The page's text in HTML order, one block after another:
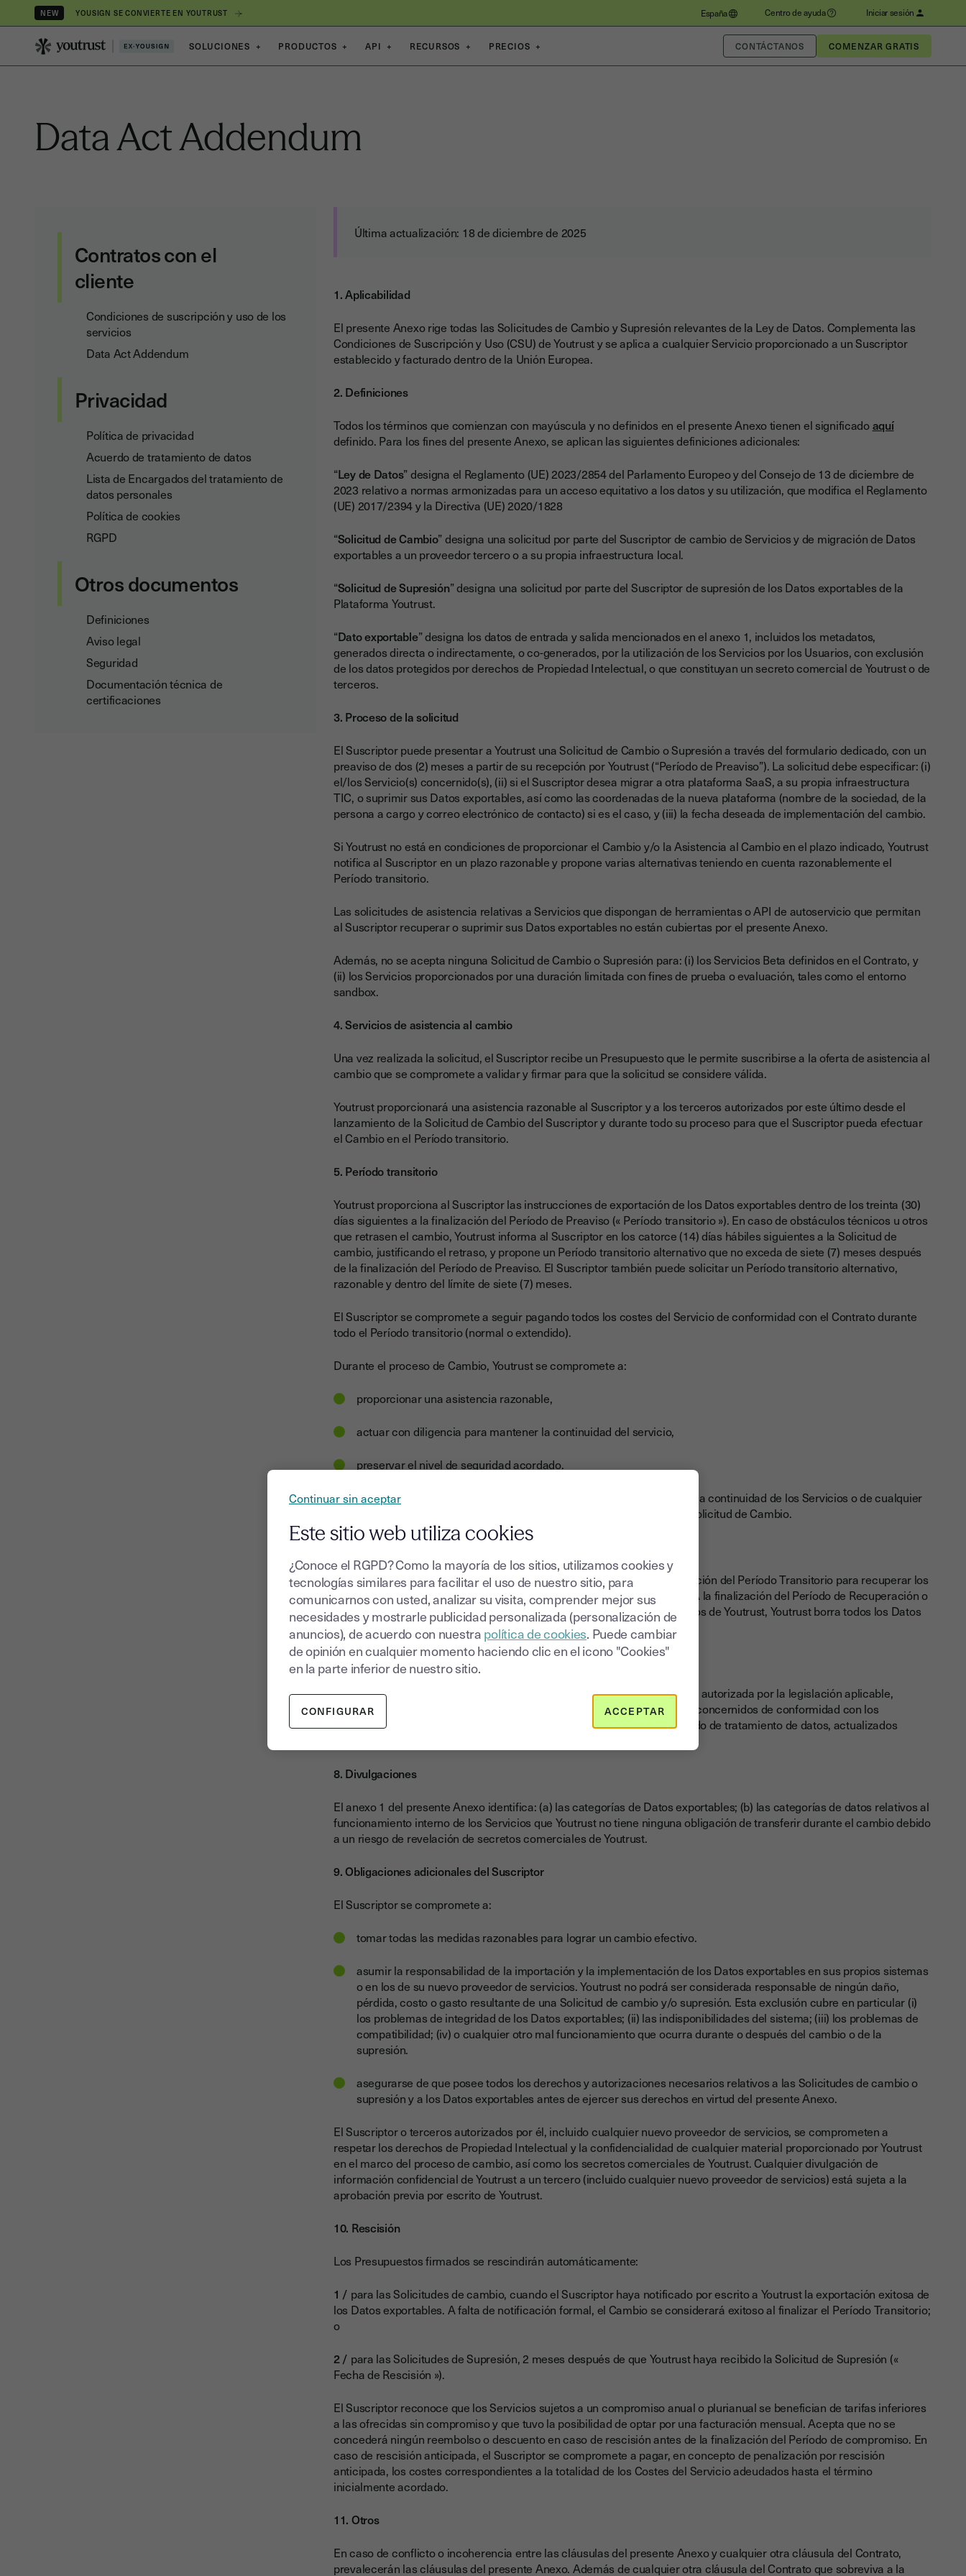
NEW YOUSIGN SE CONVIERTE EN YOUTRUST España Centro de ayuda Iniciar sesión
SOLUCIONES + PRODUCTOS + API + RECURSOS + PRECIOS + CONTÁCTANOS
Data Act Addendum
Contratos con el
cliente
Condiciones de suscripción y uso de los
servicios
Data Act Addendum
Privacidad
Política de privacidad
Acuerdo de tratamiento de datos
Lista de Encargados del tratamiento de
datos personales
Política de cookies
RGPD
Otros documentos
Definiciones
Aviso legal
Seguridad
Documentación técnica de
certificaciones
Última actualización: 18 de diciembre de 2025
1. Aplicabilidad
El presente Anexo rige todas las Solicitudes de Cambio y Supresión relevantes de la Ley de Datos. Complementa las
Condiciones de Suscripción y Uso (CSU) de Youtrust y se aplica a cualquier Servicio proporcionado a un Suscriptor
establecido y facturado dentro de la Unión Europea.
2. Definiciones
Todos los términos que comienzan con mayúscula y no definidos en el presente Anexo tienen el significadoaquí
definido. Para los fines del presente Anexo, se aplican las siguientes definiciones adicionales:
“Ley de Datos” designa el Reglamento (UE) 2023/2854 del Parlamento Europeo y del Consejo de 13 de diciembre de
2023 relativo a normas armonizadas para un acceso equitativo a los datos y su utilización, que modifica el Reglamento
(UE) 2017/2394 y la Directiva (UE) 2020/1828
“Solicitud de Cambio” designa una solicitud por parte del Suscriptor de cambio de Servicios y de migración de Datos
exportables a un proveedor tercero o a su propia infraestructura local.
“Solicitud de Supresión” designa una solicitud por parte del Suscriptor de supresión de los Datos exportables de la
Plataforma Youtrust.
“Dato exportable” designa los datos de entrada y salida mencionados en el anexo 1, incluidos los metadatos,
generados directa o indirectamente, o co-generados, por la utilización de los Servicios por los Usuarios, con exclusión
de los datos protegidos por derechos de Propiedad Intelectual, o que constituyan un secreto comercial de Youtrust o de
terceros.
3. Proceso de la solicitud
El Suscriptor puede presentar a Youtrust una Solicitud de Cambio o Supresión a través del formulario dedicado, con un
preaviso de dos (2) meses a partir de su recepción por Youtrust (“Período de Preaviso”). La solicitud debe especificar: (i)
el/los Servicio(s) concernido(s), (ii) si el Suscriptor desea migrar a otra plataforma SaaS, a su propia infraestructura
TIC, o suprimir sus Datos exportables, así como las coordenadas de la nueva plataforma (nombre de la sociedad, de la
persona a cargo y correo electrónico de contacto) si es el caso, y (iii) la fecha deseada de implementación del cambio.
Si Youtrust no está en condiciones de proporcionar el Cambio y/o la Asistencia al Cambio en el plazo indicado, Youtrust
notifica al Suscriptor en un plazo razonable y propone varias alternativas teniendo en cuenta razonablemente el
Período transitorio.
Las solicitudes de asistencia relativas a Servicios que dispongan de herramientas o API de autoservicio que permitan
al Suscriptor recuperar o suprimir sus Datos exportables no están cubiertas por el presente Anexo.
Además, no se acepta ninguna Solicitud de Cambio o Supresión para: (i) los Servicios Beta definidos en el Contrato, y
(ii) los Servicios proporcionados por una duración limitada con fines de prueba o evaluación, tales como el entorno
sandbox.
4. Servicios de asistencia al cambio
Una vez realizada la solicitud, el Suscriptor recibe un Presupuesto que le permite suscribirse a la oferta de asistencia al
cambio que se compromete a validar y firmar para que la solicitud se considere válida.
Youtrust proporcionará una asistencia razonable al Suscriptor y a los terceros autorizados por este último desde el
lanzamiento de la Solicitud de Cambio del Suscriptor y durante todo su proceso para que el Suscriptor pueda efectuar
el Cambio en el Período transitorio.
5. Período transitorio
Youtrust proporciona al Suscriptor las instrucciones de exportación de los Datos exportables dentro de los treinta (30)
días siguientes a la finalización del Período de Preaviso (« Período transitorio »). En caso de obstáculos técnicos u otros
que retrasen el cambio, Youtrust informa al Suscriptor en los catorce (14) días hábiles siguientes a la Solicitud de
cambio, justificando el retraso, y propone un Período transitorio alternativo que no exceda de siete (7) meses después
de la finalización del Período de Preaviso. El Suscriptor también puede solicitar un Período transitorio alternativo,
razonable y dentro del límite de siete (7) meses.
El Suscriptor se compromete a seguir pagando todos los costes del Servicio de conformidad con el Contrato durante
todo el Período transitorio (normal o extendido).
Durante el proceso de Cambio, Youtrust se compromete a:
proporcionar una asistencia razonable,
actuar con diligencia para mantener la continuidad del servicio,
preservar el nivel de seguridad acordado.
Youtrust puede informar al Suscriptor de cualquier riesgo conocido para la continuidad de los Servicios o de cualquier
limitación técnica resultante del cambio después de la recepción de la Solicitud de Cambio.
6. Recuperación y borrado de Datos
El Suscriptor dispone de treinta (30) días naturales después de la finalización del Período Transitorio para recuperar los
Datos exportables puestos a disposición (« Período de Recuperación »). A la finalización del Período de Recuperación o
en una fecha posterior según las prácticas estándar de supresión de datos de Youtrust, Youtrust borra todos los Datos
exportables salvo disposición contraria del derecho aplicable.
7. Solicitud de supresión
Youtrust acompaña la Solicitud de Supresión del Suscriptor, en la medida autorizada por la legislación aplicable,
suprimiendo /anonimizando los Datos exportables del o de los Servicios concernidos de conformidad con los
procedimientos y plazos definidos en la Política de privacidad y el Acuerdo de tratamiento de datos, actualizados
8. Divulgaciones
El anexo 1 del presente Anexo identifica: (a) las categorías de Datos exportables; (b) las categorías de datos relativos al
funcionamiento interno de los Servicios que Youtrust no tiene ninguna obligación de transferir durante el cambio debido
a un riesgo de revelación de secretos comerciales de Youtrust.
9. Obligaciones adicionales del Suscriptor
El Suscriptor se compromete a:
tomar todas las medidas razonables para lograr un cambio efectivo.
asumir la responsabilidad de la importación y la implementación de los Datos exportables en sus propios sistemas
o en los de su nuevo proveedor de servicios. Youtrust no podrá ser considerada responsable de ningún daño,
pérdida, costo o gasto resultante de una Solicitud de cambio y/o supresión. Esta exclusión cubre en particular (i)
los problemas de integridad de los Datos exportables; (ii) las indisponibilidades del sistema; (iii) los problemas de
compatibilidad; (iv) o cualquier otro mal funcionamiento que ocurra durante o después del cambio o de la
supresión.
asegurarse de que posee todos los derechos y autorizaciones necesarios relativos a las Solicitudes de cambio o
supresión y a los Datos exportables antes de ejercer sus derechos en virtud del presente Anexo.
El Suscriptor o terceros autorizados por él, incluido cualquier nuevo proveedor de servicios, se comprometen a
respetar los derechos de Propiedad Intelectual y la confidencialidad de cualquier material proporcionado por Youtrust
en el marco del proceso de cambio, así como los secretos comerciales de Youtrust. Cualquier divulgación de
información confidencial de Youtrust a un tercero (incluido cualquier nuevo proveedor de servicios) está sujeta a la
aprobación previa por escrito de Youtrust.
10. Rescisión
Los Presupuestos firmados se rescindirán automáticamente:
para las Solicitudes de cambio, cuando el Suscriptor haya notificado por escrito a Youtrust la exportación exitosa de
los Datos exportables. A falta de notificación formal, el Cambio se considerará exitoso al finalizar el Período Transitorio;
o
para las Solicitudes de Supresión, 2 meses después de que Youtrust haya recibido la Solicitud de Supresión («
Fecha de Rescisión »).
El Suscriptor reconoce que los Servicios sujetos a un compromiso anual o plurianual se benefician de tarifas inferiores
a las ofrecidas sin compromiso y que tuvo la posibilidad de optar por una facturación mensual. Acepta que no se
concederá ningún reembolso o descuento en caso de rescisión antes de la finalización del Período de compromiso. En
caso de rescisión anticipada, el Suscriptor se compromete a pagar, en concepto de penalización por rescisión
anticipada, los costes correspondientes a la totalidad de los Costes del Servicio adeudados hasta el término
inicialmente acordado.
11. Otros
En caso de conflicto o incoherencia entre las cláusulas del presente Anexo y cualquier otra cláusula del Contrato,
prevalecerán las cláusulas del presente Anexo. Además de cualquier otra cláusula del Contrato que sobreviva a la
Continuar sin aceptar
Este sitio web utiliza cookies
¿Conoce el RGPD? Como la mayoría de los sitios, utilizamos cookies y
tecnologías similares para facilitar el uso de nuestro sitio, para
comunicarnos con usted, analizar su visita, comprender mejor sus
necesidades y mostrarle publicidad personalizada (personalización de
anuncios), de acuerdo con nuestrapolítica de cookies. Puede cambiar
de opinión en cualquier momento haciendo clic en el icono "Cookies"
en la parte inferior de nuestro sitio.
CONFIGURAR ACCEPTAR